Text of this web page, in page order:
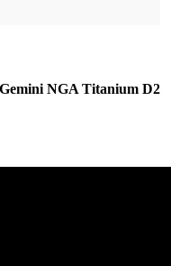
NGA Titanium D2